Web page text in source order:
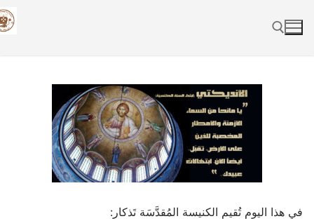
Skip
to
Search for:
في هذا اليوم تُقيم الكنيسة المُقدَّسَة تَذكار: